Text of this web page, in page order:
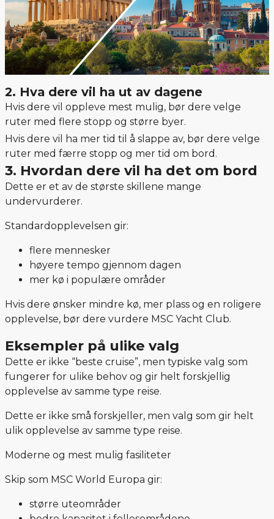
2. Hva dere vil ha ut av dagene
Hvis dere vil oppleve mest mulig, bør dere velge
ruter med flere stopp og større byer.
Hvis dere vil ha mer tid til å slappe av, bør dere velge
ruter med færre stopp og mer tid om bord.
3. Hvordan dere vil ha det om bord
Dette er et av de største skillene mange
undervurderer.
Standardopplevelsen gir:
flere mennesker
høyere tempo gjennom dagen
mer kø i populære områder
Hvis dere ønsker mindre kø, mer plass og en roligere
opplevelse, bør dere vurdere MSC Yacht Club.
Eksempler på ulike valg
Dette er ikke “beste cruise”, men typiske valg som
fungerer for ulike behov og gir helt forskjellig
opplevelse av samme type reise.
Dette er ikke små forskjeller, men valg som gir helt
ulik opplevelse av samme type reise.
Moderne og mest mulig fasiliteter
Skip som MSC World Europa gir:
større uteområder